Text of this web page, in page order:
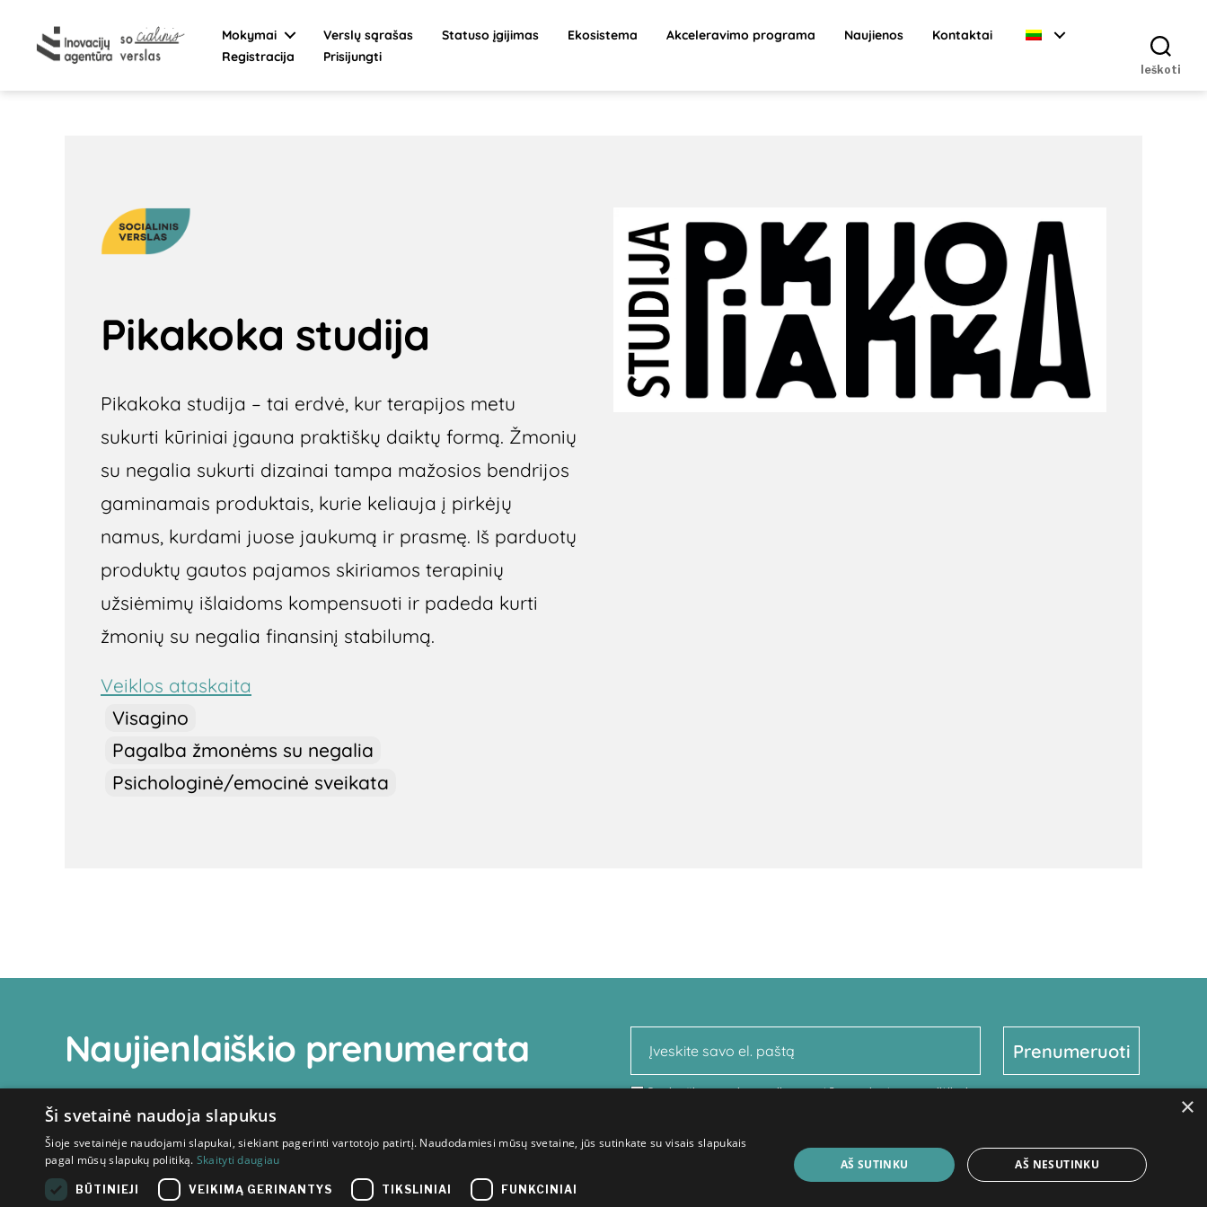
verslas
Mokymai Verslų sąrašas Statuso įgijimas Ekosistema Akceleravimo programa Naujienos
Kontaktai
Registracija
Prisijungti
Ieškoti
Visagino
Pagalba žmonėms su negalia
Psichologinė/emocinė sveikata
Pikakoka studija
Pikakoka studija – tai erdvė, kur terapijos metu
sukurti kūriniai įgauna praktiškų daiktų formą. Žmonių
su negalia sukurti dizainai tampa mažosios bendrijos
gaminamais produktais, kurie keliauja į pirkėjų
namus, kurdami juose jaukumą ir prasmę. Iš parduotų
produktų gautos pajamos skiriamos terapinių
užsiėmimų išlaidoms kompensuoti ir padeda kurti
žmonių su negalia finansinį stabilumą.
Veiklos ataskaita
Naujienlaiškio prenumerata
Susipažinau suInovacijų agentūros privatumo politikoje
×
Ši svetainė naudoja slapukus
Šioje svetainėje naudojami slapukai, siekiant pagerinti vartotojo patirtį. Naudodamiesi mūsų svetaine, jūs sutinkate su visais slapukais
pagal mūsų slapukų politiką. Skaityti daugiau
BŪTINIEJI VEIKIMĄ GERINANTYS TIKSLINIAI FUNKCINIAI
AŠ SUTINKU AŠ NESUTINKU